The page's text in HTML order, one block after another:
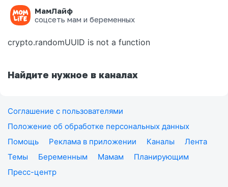
МамЛайф
соцсеть мам и беременных
Ошибка на странице
crypto.randomUUID is not a function
Найдите нужное в каналах
Соглашение с пользователями
Положение об обработке персональных данных
Помощь
Реклама в приложении Каналы
Лента
Темы
Беременным Мамам
Планирующим
Пресс-центр